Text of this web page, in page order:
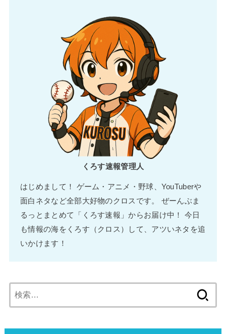
くろす速報管理人
はじめまして！ ゲーム・アニメ・野球、YouTuberや
面白ネタなど全部大好物のクロスです。 ぜーんぶま
るっとまとめて「くろす速報」からお届け中！ 今日
も情報の海をくろす（クロス）して、アツいネタを追
いかけます！
索: